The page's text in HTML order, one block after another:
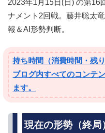
2023年1月15日(日) の第16
ナメント2回戦。藤井聡太
報＆AI形勢判断。
持ち時間（消費時間・残
ブログ内すべてのコンテ
ます。
現在の形勢（終局